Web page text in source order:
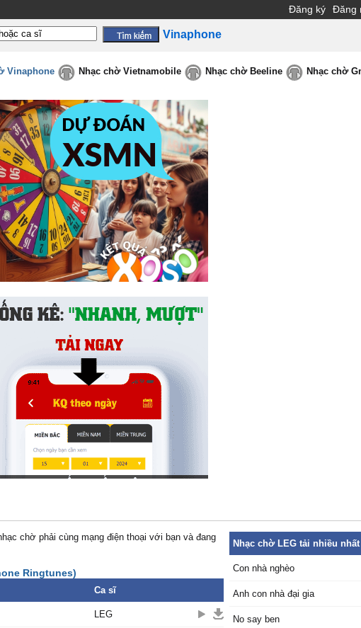
Đăng ký Đăng
Vinaphone
Vinaphone Nhạc chờ Vietnamobile Nhạc chờ Beeline Nhạc chờ
chờ phải cùng mạng điện thoại với bạn và đang
Ringtunes)
Ca sĩ
LEG
Nhạc chờ LEG tải nhiều nhất
Con nhà nghèo
Anh con nhà đại gia
No say ben